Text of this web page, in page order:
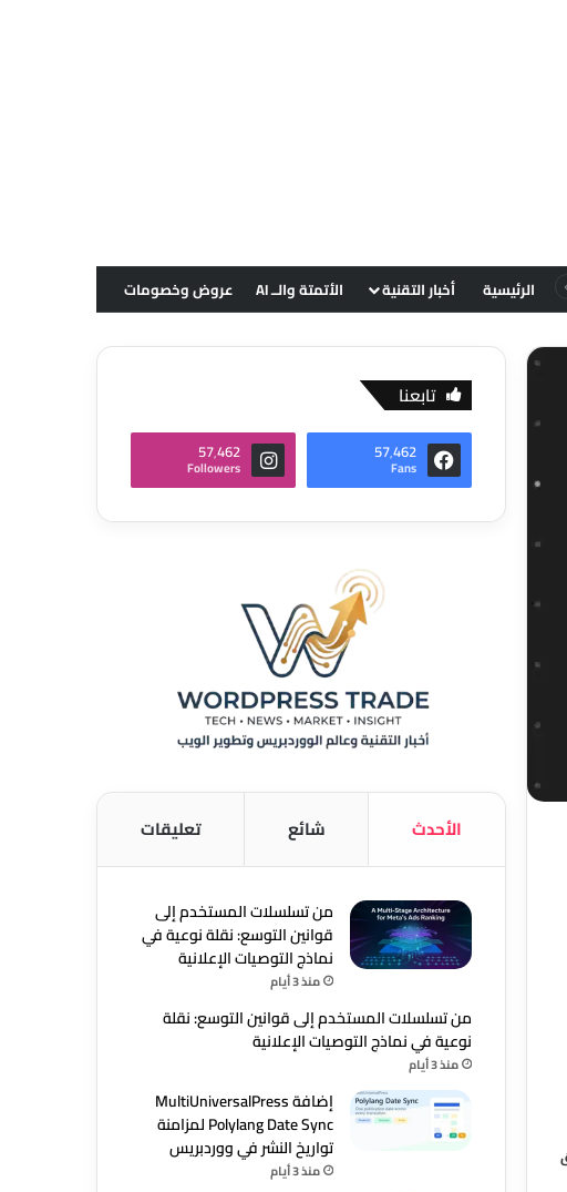
الرئيسية أخبار التقنية الأتمتة والــ AI عروض وخصومات
تابعنا
57٬462
Fans
57٬462
Followers
الأحدث شائع تعليقات
من تسلسلات المستخدم إلى
قوانين التوسع: نقلة نوعية في
نماذج التوصيات الإعلانية
منذ 3 أيام
من تسلسلات المستخدم إلى قوانين التوسع: نقلة
نوعية في نماذج التوصيات الإعلانية
منذ 3 أيام
إضافة MultiUniversalPress
Polylang Date Sync لمزامنة
تواريخ النشر في ووردبريس
منذ 3 أيام